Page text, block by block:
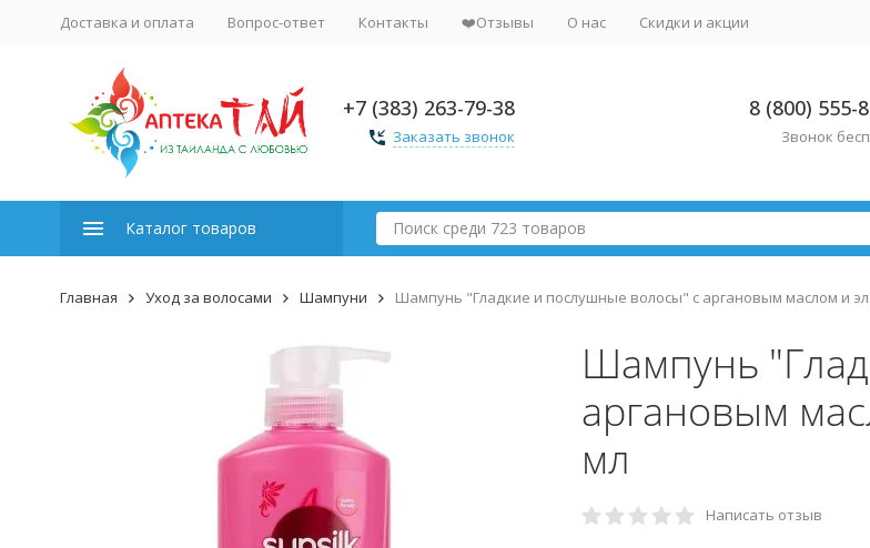
Доставка и оплата Вопрос-ответ Контакты ❤️Отзывы О нас Скидки и акции
+7 (383) 263-79-38
Заказать звонок
8 (800) 555-
Звонок
Каталог товаров
Главная Уход за волосами Шампуни Шампунь "Гладкие и послушные волосы" с аргановым маслом и
Шампунь
аргановым
мл
Написать отзыв